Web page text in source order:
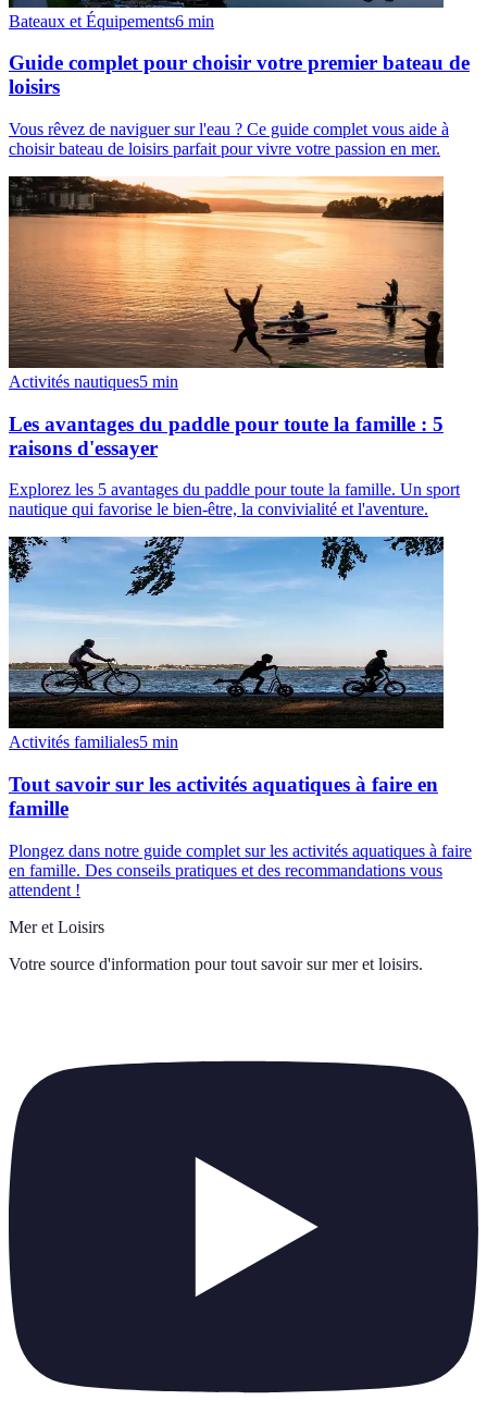
Bateaux et Équipements6 min
Guide complet pour choisir votre premier bateau de
loisirs
Vous rêvez de naviguer sur l'eau ? Ce guide complet vous aide à
choisir bateau de loisirs parfait pour vivre votre passion en mer.
Activités nautiques5 min
Les avantages du paddle pour toute la famille : 5
raisons d'essayer
Explorez les 5 avantages du paddle pour toute la famille. Un sport
nautique qui favorise le bien-être, la convivialité et l'aventure.
Activités familiales5 min
Tout savoir sur les activités aquatiques à faire en
famille
Plongez dans notre guide complet sur les activités aquatiques à faire
en famille. Des conseils pratiques et des recommandations vous
attendent !
Mer et Loisirs
Votre source d'information pour tout savoir sur mer et loisirs.